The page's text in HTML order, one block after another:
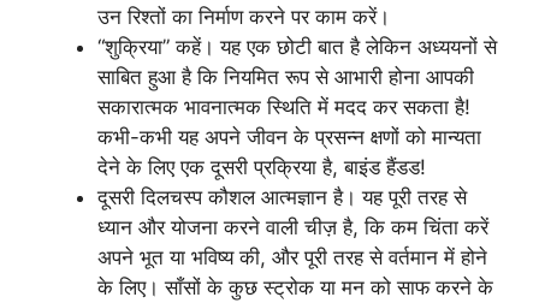
उन रिश्तों का निर्माण करने पर काम करें।
“शुक्रिया” कहें। यह एक छोटी बात है लेकिन अध्ययनों से
साबित हुआ है कि नियमित रूप से आभारी होना आपकी
सकारात्मक भावनात्मक स्थिति में मदद कर सकता है!
कभी-कभी यह अपने जीवन के प्रसन्न क्षणों को मान्यता
देने के लिए एक दूसरी प्रक्रिया है, बाइंड हैंडड!
दूसरी दिलचस्प कौशल आत्मज्ञान है। यह पूरी तरह से
ध्यान और योजना करने वाली चीज़ है, कि कम चिंता करें
अपने भूत या भविष्य की, और पूरी तरह से वर्तमान में होने
के लिए। साँसों के कुछ स्ट्रोक या मन को साफ करने के